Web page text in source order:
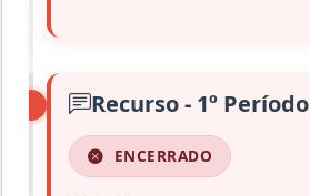
Recurso - 1º Período
ENCERRADO